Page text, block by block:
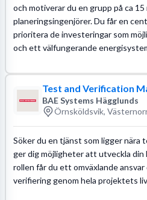
och motiverar du en grupp på ca
planeringsingenjörer. Du får en
prioritera de investeringar som
och ett välfungerande
Test and Verification
BAE Systems Hägglunds
Örnsköldsvik,
Söker du en tjänst som ligger nära
ger dig möjligheter att utveckla din
rollen får du ett omväxlande
verifiering genom hela projektets